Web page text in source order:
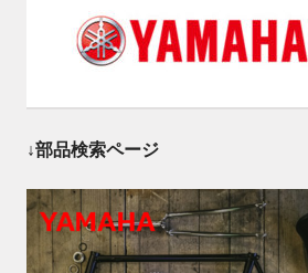
↓部品検索ページ